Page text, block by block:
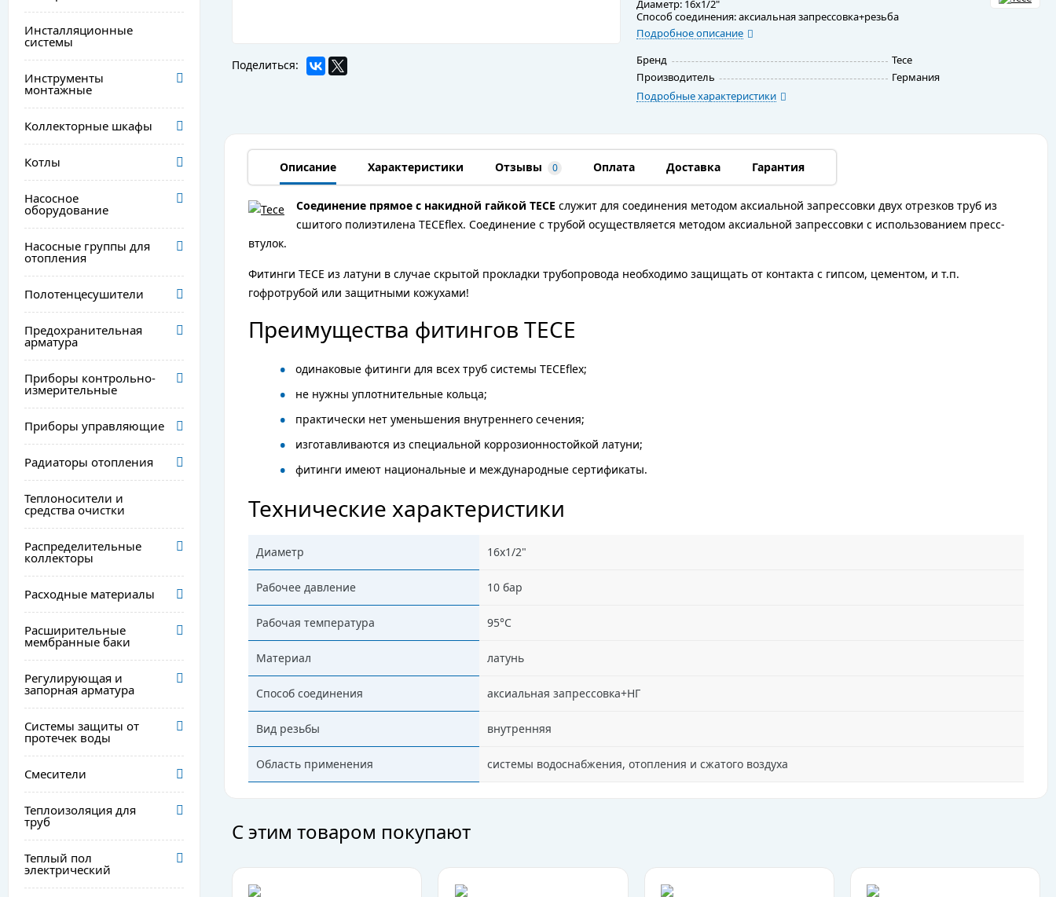
Инсталляционные
системы
Инструменты
монтажные
Коллекторные шкафы
Котлы
Насосное
оборудование
Насосные группы для
отопления
Полотенцесушители
Предохранительная
арматура
Приборы контрольно-
измерительные
Приборы управляющие
Радиаторы отопления
Теплоносители и
средства очистки
Распределительные
коллекторы
Расходные материалы
Расширительные
мембранные баки
Регулирующая и
запорная арматура
Системы защиты от
протечек воды
Смесители
Теплоизоляция для
труб
Теплый пол
электрический
Поделиться:
Диаметр: 16х1/2"
Способ соединения: аксиальная запрессовка+резьба
Подробное описание
Бренд
Tece
Производитель
Германия
Подробные характеристики
Описание Характеристики Отзывы 0 Оплата Доставка Гарантия
Соединение прямое с накидной гайкой TECE служит для соединения методом аксиальной запрессовки двух отрезков труб из
сшитого полиэтилена TECEflex. Соединение с трубой осуществляется методом аксиальной запрессовки с использованием пресс-
втулок.
Фитинги TECE из латуни в случае скрытой прокладки трубопровода необходимо защищать от контакта с гипсом, цементом, и т.п.
гофротрубой или защитными кожухами!
Преимущества фитингов TECE
одинаковые фитинги для всех труб системы TECEflex;
не нужны уплотнительные кольца;
практически нет уменьшения внутреннего сечения;
изготавливаются из специальной коррозионностойкой латуни;
фитинги имеют национальные и международные сертификаты.
Технические характеристики
Диаметр 16х1/2"
Рабочее давление 10 бар
Рабочая температура 95°C
Материал латунь
Способ соединения аксиальная запрессовка+НГ
Вид резьбы внутренняя
Область применения системы водоснабжения, отопления и сжатого воздуха
С этим товаром покупают